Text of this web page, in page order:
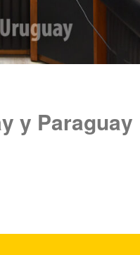
y Paraguay